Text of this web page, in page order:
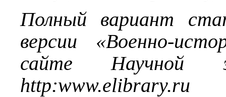
Полный вариант
версии «Военно-
сайте Научной
http:www.elibrary.ru